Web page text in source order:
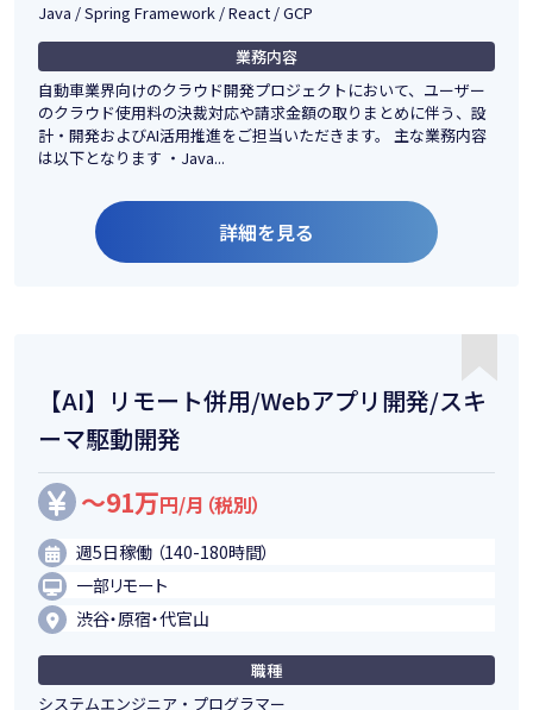
Java / Spring Framework / React / GCP
業務内容
自動車業界向けのクラウド開発プロジェクトにおいて、ユーザー
のクラウド使用料の決裁対応や請求金額の取りまとめに伴う、設
計・開発およびAI活用推進をご担当いただきます。 主な業務内容
は以下となります ・Java...
詳細を見る
【AI】リモート併用/Webアプリ開発/スキ
ーマ駆動開発
～91万円/月（税別）
週5日稼働 （140-180時間）
一部リモート
渋谷・原宿・代官山
職種
システムエンジニア・プログラマー